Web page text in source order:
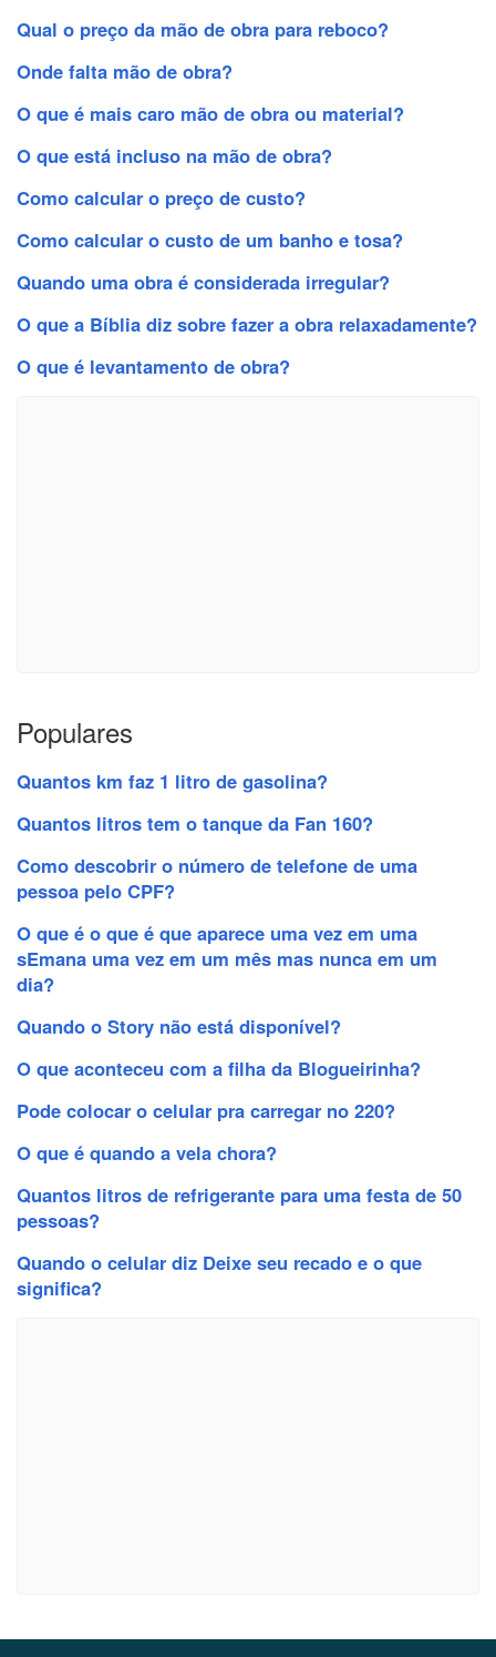
Qual o preço da mão de obra para reboco?
Onde falta mão de obra?
O que é mais caro mão de obra ou material?
O que está incluso na mão de obra?
Como calcular o preço de custo?
Como calcular o custo de um banho e tosa?
Quando uma obra é considerada irregular?
O que a Bíblia diz sobre fazer a obra relaxadamente?
O que é levantamento de obra?
Populares
Quantos km faz 1 litro de gasolina?
Quantos litros tem o tanque da Fan 160?
Como descobrir o número de telefone de uma
pessoa pelo CPF?
O que é o que é que aparece uma vez em uma
sEmana uma vez em um mês mas nunca em um
dia?
Quando o Story não está disponível?
O que aconteceu com a filha da Blogueirinha?
Pode colocar o celular pra carregar no 220?
O que é quando a vela chora?
Quantos litros de refrigerante para uma festa de 50
pessoas?
Quando o celular diz Deixe seu recado e o que
significa?